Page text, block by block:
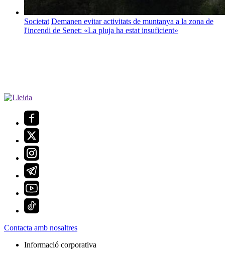
Societat Demanen evitar activitats de muntanya a la zona de
l'incendi de Senet: «La pluja ha estat insuficient»
Contacta amb nosaltres
Informació corporativa